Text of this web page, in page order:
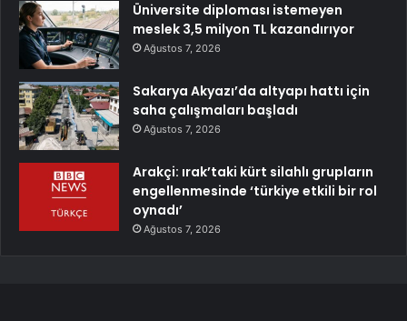
Üniversite diploması istemeyen
meslek 3,5 milyon TL kazandırıyor
Ağustos 7, 2026
Sakarya Akyazı’da altyapı hattı için
saha çalışmaları başladı
Ağustos 7, 2026
Arakçi: ırak’taki kürt silahlı grupların
engellenmesinde ‘türkiye etkili bir rol
oynadı’
Ağustos 7, 2026